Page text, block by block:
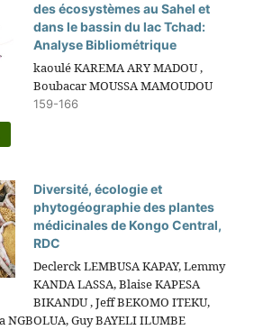
des écosystèmes au Sahel et
dans le bassin du lac Tchad:
Analyse Bibliométrique
kaoulé KAREMA ARY MADOU ,
Boubacar MOUSSA MAMOUDOU
159-166
Diversité, écologie et
phytogéographie des plantes
médicinales de Kongo Central,
RDC
Declerck LEMBUSA KAPAY, Lemmy
KANDA LASSA, Blaise KAPESA
BIKANDU , Jeff BEKOMO ITEKU,
NGBOLUA, Guy BAYELI ILUMBE